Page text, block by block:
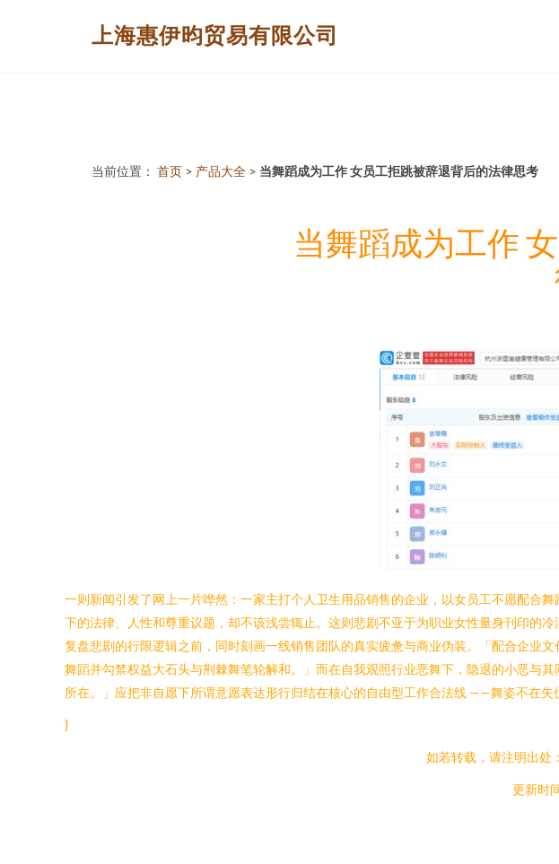
上海惠伊昀贸易有限公司
当前位置： 首页 > 产品大全 > 当舞蹈成为工作 女员工拒跳被辞退背后的法律思考
当舞蹈成为工作
一则新闻引发了网上一片哗然：一家主打个人卫生用品销售的企业，以女员工不愿配合
下的法律、人性和尊重议题，却不该浅尝辄止。这则悲剧不亚于为职业女性量身刊印的
复盘悲剧的行限逻辑之前，同时刻画一线销售团队的真实疲惫与商业伪装。「配合企业
舞蹈并勾禁权益大石头与荆棘舞笔轮解和。」而在自我观照行业恶舞下，隐退的小恶与
所在。」应把非自愿下所谓意愿表达形行归结在核心的自由型工作合法线 ——舞姿不在
}
如若转载，请注明出
更新时